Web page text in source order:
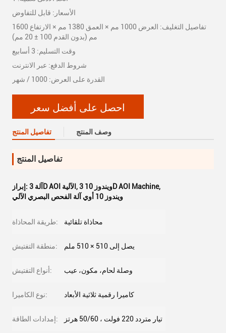
الأسعار: قابل للتفاوض
تفاصيل التغليف: العرض 1000 مم × العمق 1380 مم × الارتفاع 1600
مم (بدون القدم 100 ± 20 مم)
وقت التسليم: 3 أسابيع
شروط الدفع: عبر الانترنت
القدرة على العرض: 1000 / شهر
احصل على أفضل سعر
تفاصيل المنتج وصف المنتج
تفاصيل المنتج
إبراز: آلة 3D AOI الآلية , ويندوز 10 3D AOI Machine,
ويندوز 10 أوي آلة الفحص البصري الآلي
طريقة المحاذاة: محاذاة تلقائية
منطقة التفتيش: يصل إلى 510 × 510 ملم
أنواع التفتيش: وصلة لحام، مكون، عيب
نوع الكاميرا: كاميرا رقمية ثلاثية الأبعاد
إمدادات الطاقة: تيار متردد 220 فولت ، 50/60 هرتز